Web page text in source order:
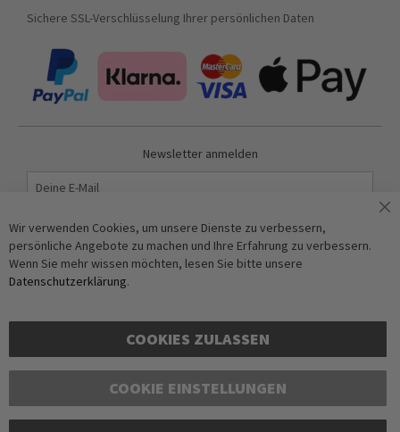
Sichere SSL-Verschlüsselung Ihrer persönlichen Daten
Newsletter anmelden
Abonnieren
Anti-Roboter-Verifizierung
Wir verwenden Cookies, um unsere Dienste zu verbessern,
persönliche Angebote zu machen und Ihre Erfahrung zu verbessern.
Wenn Sie mehr wissen möchten, lesen Sie bitte unsere
Datenschutzerklärung.
COOKIES ZULASSEN
COOKIE EINSTELLUNGEN